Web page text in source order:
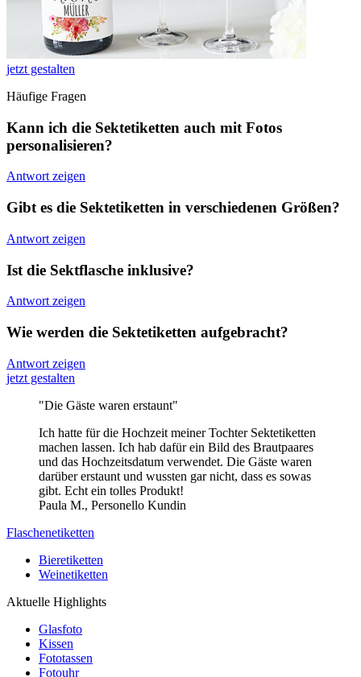
jetzt gestalten
Häufige Fragen
Kann ich die Sektetiketten auch mit Fotos
personalisieren?
Antwort zeigen
Gibt es die Sektetiketten in verschiedenen Größen?
Antwort zeigen
Ist die Sektflasche inklusive?
Antwort zeigen
Wie werden die Sektetiketten aufgebracht?
Antwort zeigen
jetzt gestalten
"Die Gäste waren erstaunt"
Ich hatte für die Hochzeit meiner Tochter Sektetiketten
machen lassen. Ich hab dafür ein Bild des Brautpaares
und das Hochzeitsdatum verwendet. Die Gäste waren
darüber erstaunt und wussten gar nicht, dass es sowas
gibt. Echt ein tolles Produkt!
Paula M., Personello Kundin
Flaschenetiketten
Bieretiketten
Weinetiketten
Aktuelle Highlights
Glasfoto
Kissen
Fototassen
Fotouhr